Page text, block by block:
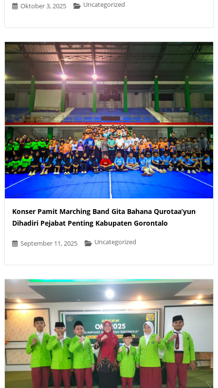
Oktober 3, 2025 Uncategorized
Konser Pamit Marching Band Gita Bahana Qurotaa’yun
Dihadiri Pejabat Penting Kabupaten Gorontalo
September 11, 2025 Uncategorized